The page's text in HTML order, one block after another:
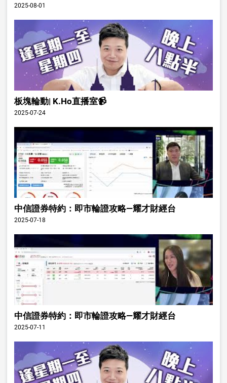
2025-08-01
板塊輪動| K.Ho直播室📹
2025-07-24
中信證券特約：即市輪證攻略—耀才財經台
2025-07-18
中信證券特約：即市輪證攻略—耀才財經台
2025-07-11